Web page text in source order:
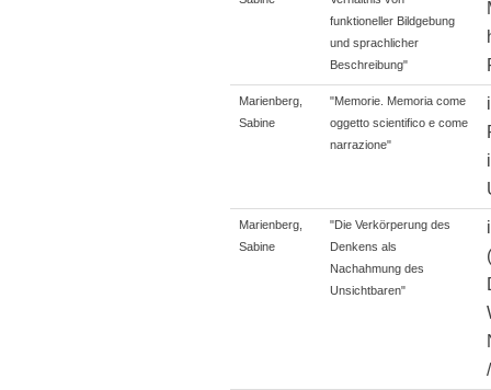
funktioneller Bildgebung
und sprachlicher
Beschreibung"
Marienberg,
Sabine
"Memorie. Memoria come
oggetto scientifico e come
narrazione"
Marienberg,
Sabine
"Die Verkörperung des
Denkens als
Nachahmung des
Unsichtbaren"